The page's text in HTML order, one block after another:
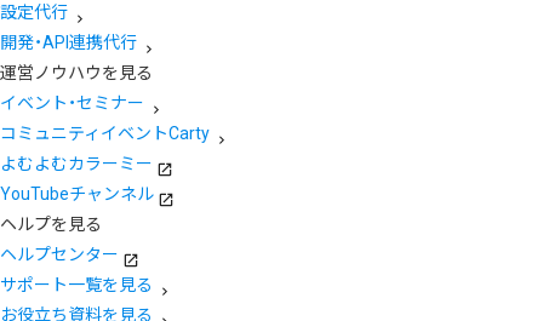
設定代行
開発・API連携代行
運営ノウハウを見る
イベント・セミナー
コミュニティイベントCarty
よむよむカラーミー
YouTubeチャンネル
ヘルプを見る
ヘルプセンター
サポート一覧を見る
お役立ち資料を見る